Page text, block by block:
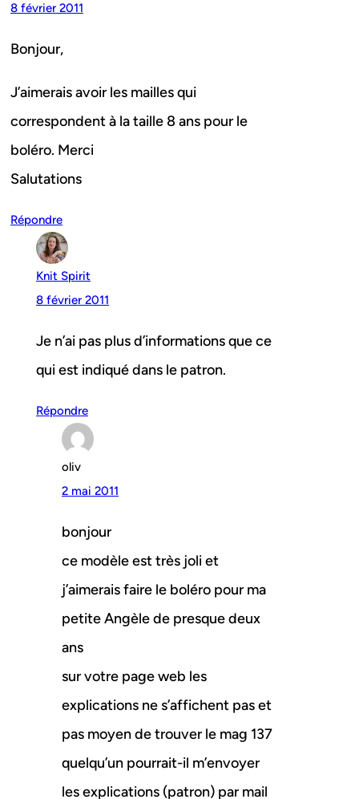
8 février 2011
Bonjour,
J’aimerais avoir les mailles qui
correspondent à la taille 8 ans pour le
boléro. Merci
Salutations
Répondre
Knit Spirit
8 février 2011
Je n’ai pas plus d’informations que ce
qui est indiqué dans le patron.
Répondre
oliv
2 mai 2011
bonjour
ce modèle est très joli et
j’aimerais faire le boléro pour ma
petite Angèle de presque deux
ans
sur votre page web les
explications ne s’affichent pas et
pas moyen de trouver le mag 137
quelqu’un pourrait-il m’envoyer
les explications (patron) par mail